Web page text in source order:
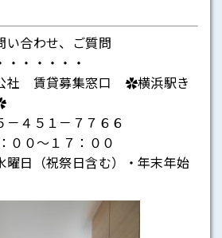
い合わせ、ご質問
・・・・・
社 賃貸募集窓口 ✿横浜駅き
４５１－７７６６
０～１７：００
日（祝祭日含む）・年末年始